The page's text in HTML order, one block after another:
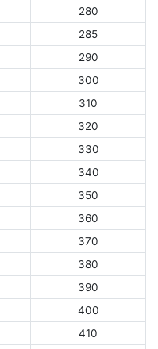
280
285
290
300
310
320
330
340
350
360
370
380
390
400
410